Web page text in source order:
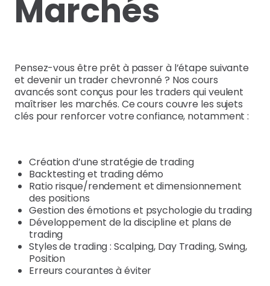
Marchés
Pensez-vous être prêt à passer à l’étape suivante
et devenir un trader chevronné ? Nos cours
avancés sont conçus pour les traders qui veulent
maîtriser les marchés. Ce cours couvre les sujets
clés pour renforcer votre confiance, notamment :
Création d’une stratégie de trading
Backtesting et trading démo
Ratio risque/rendement et dimensionnement
des positions
Gestion des émotions et psychologie du trading
Développement de la discipline et plans de
trading
Styles de trading : Scalping, Day Trading, Swing,
Position
Erreurs courantes à éviter